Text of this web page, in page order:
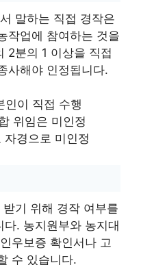
말하는 직접 경작은
작업에 참여하는 것을
2분의 1 이상을 직접
사해야 인정됩니다.
인이 직접 수행
위임은 미인정
자경으로 미인정
기 위해 경작 여부를
. 농지원부와 농지대
우보증 확인서나 고
수 있습니다.